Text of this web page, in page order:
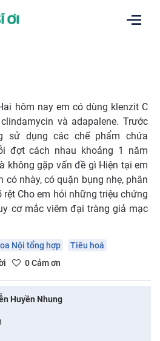
hôm nay em có dùng klenzit C
và adapalene. Trước
sử dụng các chế phẩm chứa
đợt cách nhau khoảng 1 năm
không gặp vấn đề gì Hiện tại em
có nhày, có quặn bụng nhẹ, phân
Cho em hỏi những triệu chứng
cơ mắc viêm đại tràng giả mạc
Nội tổng hợp
Tiêu hoá
0Cảm ơn
Huyền Nhung